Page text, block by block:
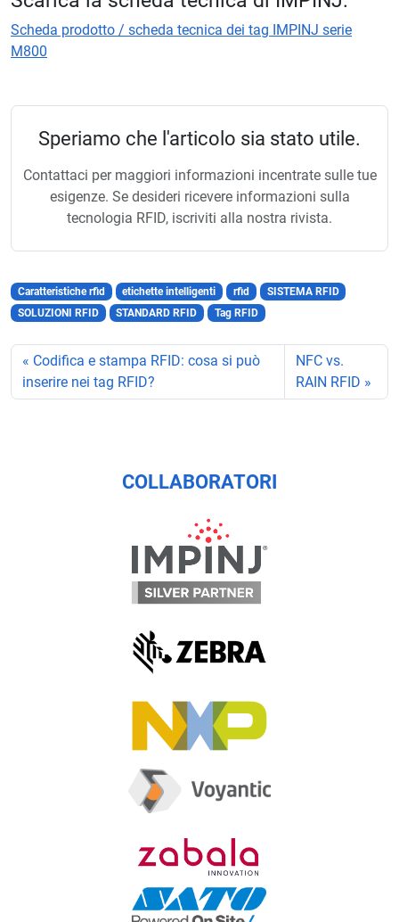
Scheda prodotto / scheda tecnica dei tag IMPINJ serie
M800
Speriamo che l'articolo sia stato utile.
Contattaci per maggiori informazioni incentrate sulle tue
esigenze. Se desideri ricevere informazioni sulla
tecnologia RFID, iscriviti alla nostra rivista.
Caratteristiche rfid etichette intelligenti rfid
SISTEMA RFID
SOLUZIONI RFID
STANDARD RFID Tag RFID
Codifica e stampa RFID: cosa si può
inserire nei tag RFID?
NFC vs.
RAIN RFID
COLLABORATORI